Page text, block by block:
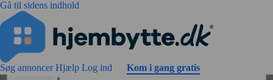
Gå til sidens indhold
Søg annoncerHjælp Log ind Kom i gang gratis